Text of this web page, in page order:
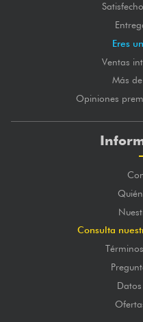
Eres
Ventas
Más
Opiniones
Consulta